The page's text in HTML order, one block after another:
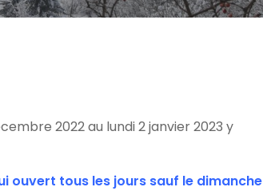
2022 au lundi 2 janvier 2023 y
ouvert tous les jours sauf le dimanche